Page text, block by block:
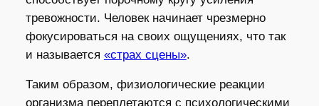
тревожности. Человек начинает чрезмерно
фокусироваться на своих ощущениях, что так
и называется «страх сцены».
Таким образом, физиологические реакции
организма переплетаются с психологическими